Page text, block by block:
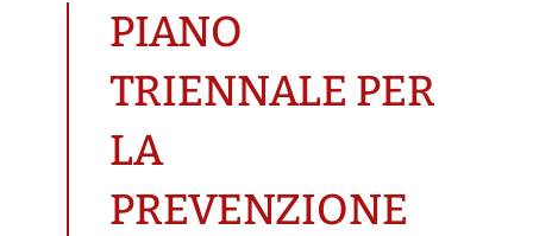
PIANO
TRIENNALE PER
LA
PREVENZIONE